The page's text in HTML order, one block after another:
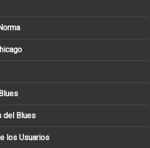
del Blues
los Usuarios